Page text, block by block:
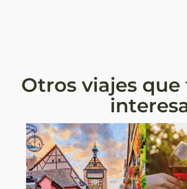
Otros viajes